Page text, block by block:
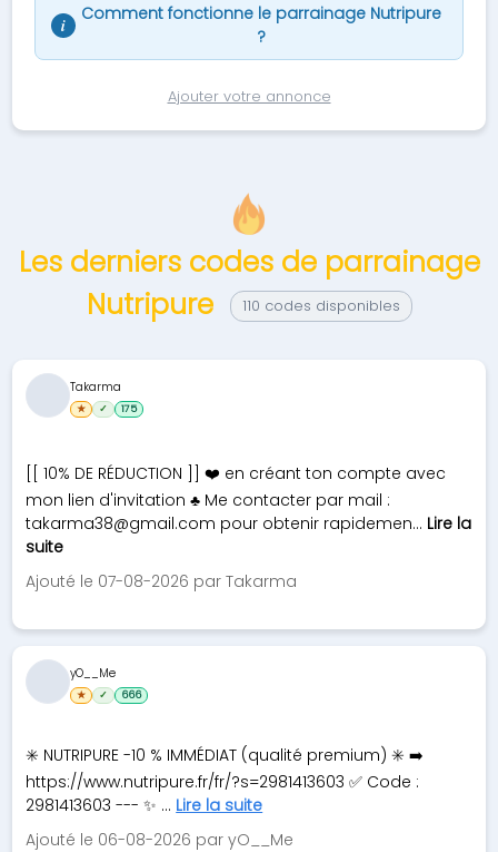
i
Comment fonctionne le parrainage Nutripure
?
Ajouter votre annonce
Les derniers codes de parrainage
Nutripure
110 codes disponibles
[[ 10% DE RÉDUCTION ]] ❤️ en créant ton compte avec
mon lien d'invitation ♣ Me contacter par mail :
takarma38@gmail.com pour obtenir rapidemen... Lire la
suite
Ajouté le 07-08-2026 par Takarma
Takarma
★ ✓ 175
✳️ NUTRIPURE -10 % IMMÉDIAT (qualité premium) ✳️ ➡️
https://www.nutripure.fr/fr/?s=2981413603 ✅ Code :
2981413603 --- ✨ ... Lire la suite
Ajouté le 06-08-2026 par yO__Me
yO__Me
★ ✓ 666